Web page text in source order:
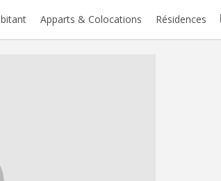
Apparts & Colocations Résidences